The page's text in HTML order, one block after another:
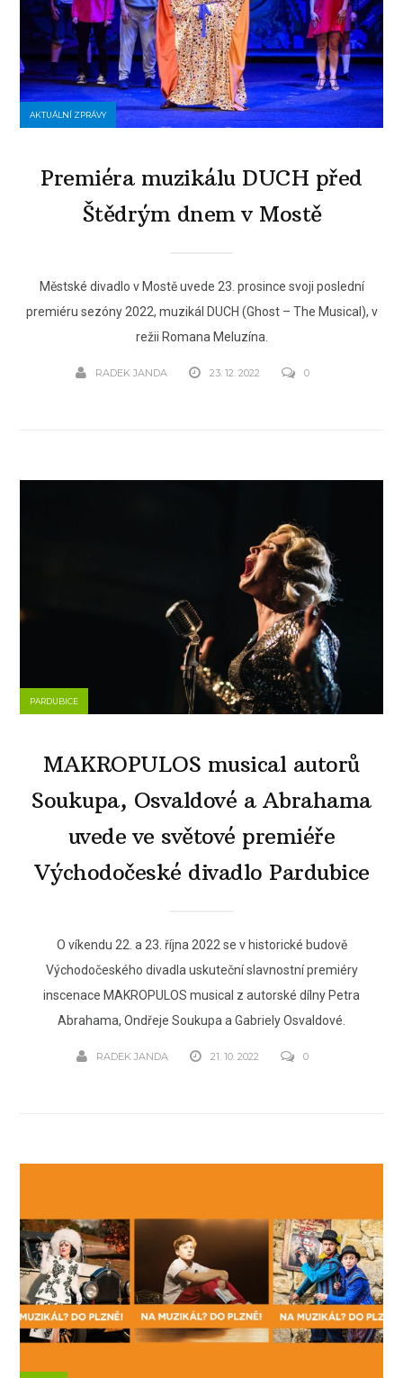
AKTUÁLNÍ ZPRÁVY
Premiéra muzikálu DUCH před
Štědrým dnem v Mostě
Městské divadlo v Mostě uvede 23. prosince svoji poslední
premiéru sezóny 2022, muzikál DUCH (Ghost – The Musical), v
režii Romana Meluzína.
RADEK JANDA 23. 12. 2022 0
PARDUBICE
MAKROPULOS musical autorů
Soukupa, Osvaldové a Abrahama
uvede ve světové premiéře
Východočeské divadlo Pardubice
O víkendu 22. a 23. října 2022 se v historické budově
Východočeského divadla uskuteční slavnostní premiéry
inscenace MAKROPULOS musical z autorské dílny Petra
Abrahama, Ondřeje Soukupa a Gabriely Osvaldové.
RADEK JANDA 21. 10. 2022 0